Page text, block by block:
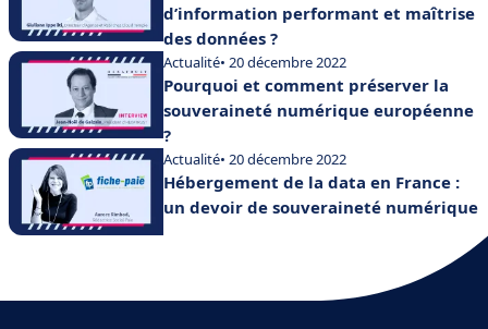
d’information performant et maîtrise
des données ?
Actualité• 20 décembre 2022
Pourquoi et comment préserver la
souveraineté numérique européenne
?
Actualité• 20 décembre 2022
Hébergement de la data en France :
un devoir de souveraineté numérique